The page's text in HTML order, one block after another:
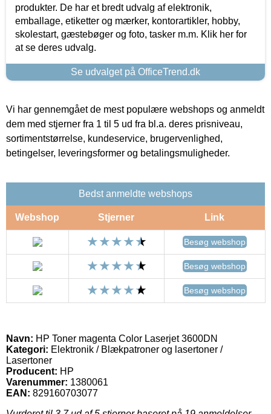
produkter. De har et bredt udvalg af elektronik,
emballage, etiketter og mærker, kontorartikler, hobby,
skolestart, gæstebøger og foto, tasker m.m. Klik her for
at se deres udvalg.
Se udvalget på OfficeTrend.dk
Vi har gennemgået de mest populære webshops og anmeldt
dem med stjerner fra 1 til 5 ud fra bl.a. deres prisniveau,
sortimentstørrelse, kundeservice, brugervenlighed,
betingelser, leveringsformer og betalingsmuligheder.
Bedst anmeldte webshops
Webshop Stjerner Link
Besøg webshop
Besøg webshop
Besøg webshop
Navn: HP Toner magenta Color Laserjet 3600DN
Kategori: Elektronik / Blækpatroner og lasertoner /
Lasertoner
Producent: HP
Varenummer: 1380061
EAN: 829160703077